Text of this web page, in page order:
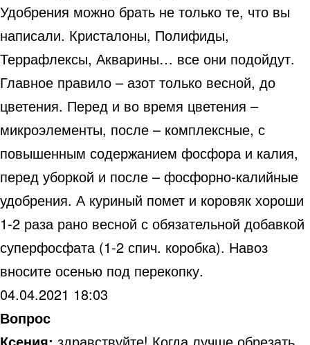
Удобрения можно брать не только те, что вы
написали. Кристалоны, Полифиды,
Террафлексы, Акварины… все они подойдут.
Главное правило – азот только весной, до
цветения. Перед и во время цветения –
микроэлементы, после – комплексные, с
повышенным содержанием фосфора и калия,
перед уборкой и после – фосфорно-калийные
удобрения. А куриный помет и коровяк хороши
1-2 раза рано весной с обязательной добавкой
суперфосфата (1-2 спич. коробка). Навоз
вносите осенью под перекопку.
04.04.2021 18:03
Вопрос